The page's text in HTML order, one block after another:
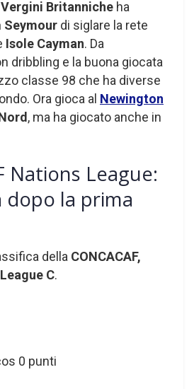
Britanniche ha
Seymour di siglare la rete
Isole Cayman. Da
dribbling e la buona giocata
classe 98 che ha diverse
Ora gioca al Newington
, ma ha giocato anche in
Nations League:
dopo la prima
della CONCACAF,
C.
0 punti